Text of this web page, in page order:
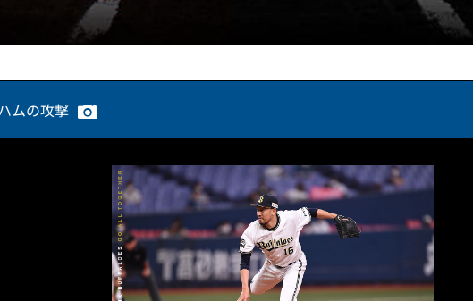
ムの攻撃